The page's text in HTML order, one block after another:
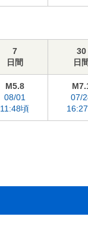
7
日間
30
日間
M5.8
08/01
11:48頃
07/